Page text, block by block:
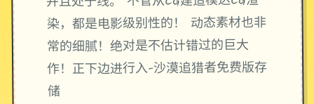
染，都是电影级别性的！ 动态素材也非
常的细腻！绝对是不估计错过的巨大
作！正下边进行入-沙漠追猎者免费版存
储